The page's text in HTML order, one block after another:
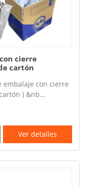
cierre
cartón
embalaje con cierre
) &nb...
Ver detalles